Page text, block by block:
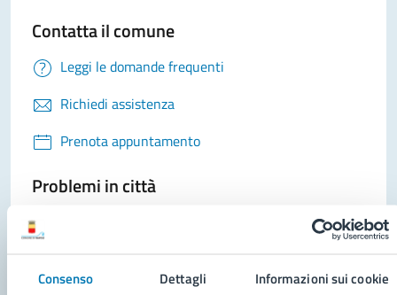
Consenso Dettagli Informazioni sui cookie
Contatta il comune
Leggi le domande frequenti
Richiedi assistenza
Prenota appuntamento
Problemi in città